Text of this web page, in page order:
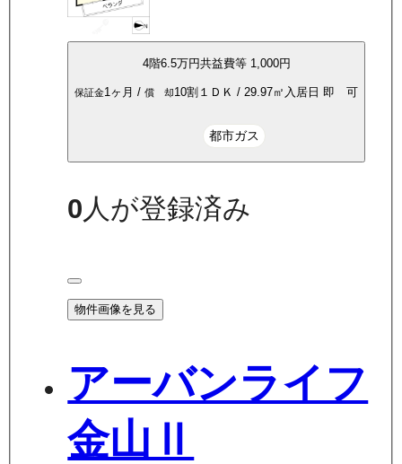
4階6.5万円共益費等 1,000円
保証金1ヶ月 /償 却10割 １ＤＫ / 29.97㎡ 入居日即 可
都市ガス
0人が登録済み
物件画像を見る
アーバンライフ
金山Ⅱ